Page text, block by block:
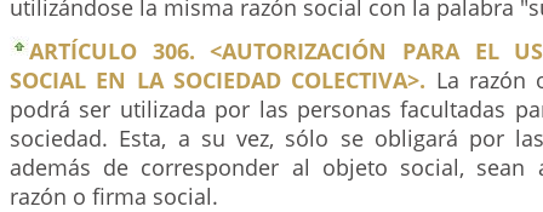
utilizándose la misma razón social con la palabra
ARTÍCULO 306. <AUTORIZACIÓN PARA EL
SOCIAL EN LA SOCIEDAD COLECTIVA>. La razón
podrá ser utilizada por las personas facultadas
sociedad. Esta, a su vez, sólo se obligará por
además de corresponder al objeto social, sean
razón o firma social.